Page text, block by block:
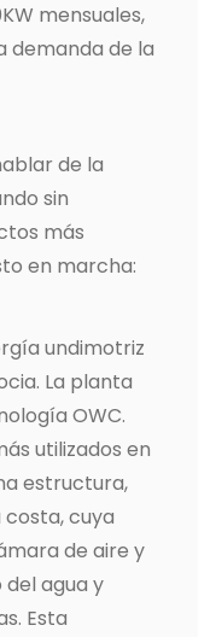
mensuales,
demanda de la
de la
sin
más
en marcha:
undimotriz
La planta
OWC.
utilizados en
estructura,
cuya
de aire y
agua y
Esta